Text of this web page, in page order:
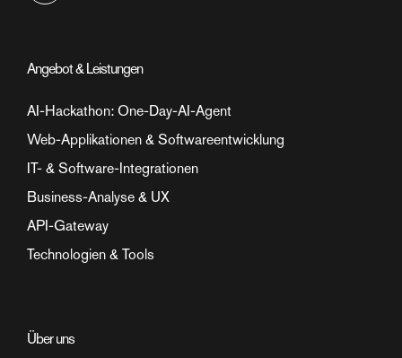
Angebot & Leistungen
AI-Hackathon: One-Day-AI-Agent
Web-Applikationen & Softwareentwicklung
IT- & Software-Integrationen
Business-Analyse & UX
API-Gateway
Technologien & Tools
Über uns